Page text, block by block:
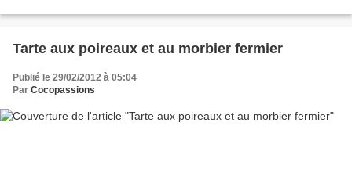
Tarte aux poireaux et au morbier fermier
Publié le 29/02/2012 à 05:04
Par Cocopassions